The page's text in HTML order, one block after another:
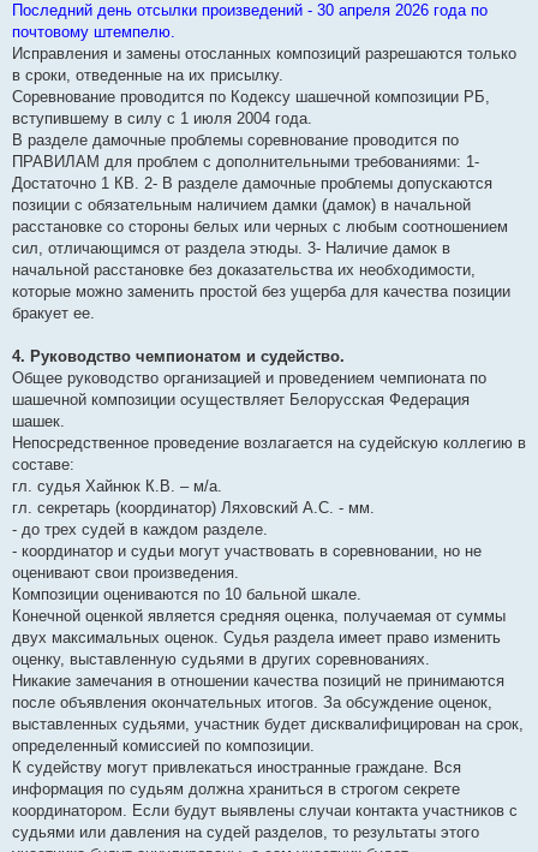
Последний день отсылки произведений - 30 апреля 2026 года по
почтовому штемпелю.
Исправления и замены отосланных композиций разрешаются только
в сроки, отведенные на их присылку.
Соревнование проводится по Кодексу шашечной композиции РБ,
вступившему в силу с 1 июля 2004 года.
В разделе дамочные проблемы соревнование проводится по
ПРАВИЛАМ для проблем с дополнительными требованиями: 1-
Достаточно 1 КВ. 2- В разделе дамочные проблемы допускаются
позиции с обязательным наличием дамки (дамок) в начальной
расстановке со стороны белых или черных с любым соотношением
сил, отличающимся от раздела этюды. 3- Наличие дамок в
начальной расстановке без доказательства их необходимости,
которые можно заменить простой без ущерба для качества позиции
бракует ее.
4. Руководство чемпионатом и судейство.
Общее руководство организацией и проведением чемпионата по
шашечной композиции осуществляет Белорусская Федерация
шашек.
Непосредственное проведение возлагается на судейскую коллегию в
составе:
гл. судья Хайнюк К.В. – м/a.
гл. секретарь (координатор) Ляховский А.С. - мм.
- до трех судей в каждом разделе.
- координатор и судьи могут участвовать в соревновании, но не
оценивают свои произведения.
Композиции оцениваются по 10 бальной шкале.
Конечной оценкой является средняя оценка, получаемая от суммы
двух максимальных оценок. Судья раздела имеет право изменить
оценку, выставленную судьями в других соревнованиях.
Никакие замечания в отношении качества позиций не принимаются
после объявления окончательных итогов. За обсуждение оценок,
выставленных судьями, участник будет дисквалифицирован на срок,
определенный комиссией по композиции.
К судейству могут привлекаться иностранные граждане. Вся
информация по судьям должна храниться в строгом секрете
координатором. Если будут выявлены случаи контакта участников с
судьями или давления на судей разделов, то результаты этого